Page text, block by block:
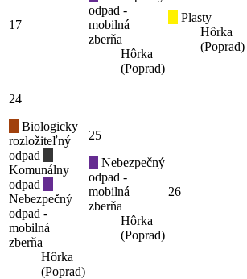
17
odpad -
mobilná
zberňa
Hôrka
(Poprad)
Plasty
Hôrka
(Poprad)
24
Biologicky
rozložiteľný
odpad
Komunálny
odpad
Nebezpečný
odpad -
mobilná
zberňa
Hôrka
(Poprad)
25
Nebezpečný
odpad -
mobilná
zberňa
Hôrka
(Poprad)
26